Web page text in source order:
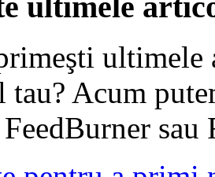
Acum
sau